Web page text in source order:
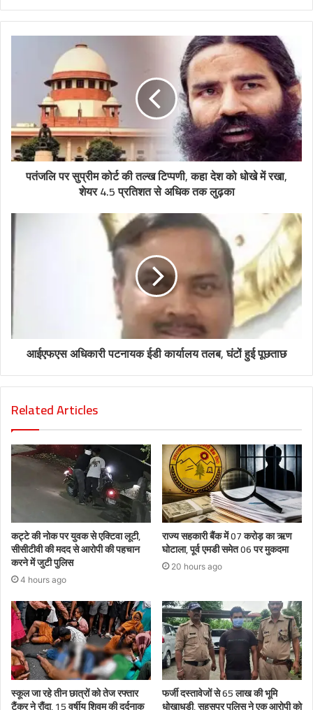
पतंजलि पर सुप्रीम कोर्ट की तल्ख टिप्पणी, कहा देश को धोखे में रखा,
शेयर 4.5 प्रतिशत से अधिक तक लुढ़का
आईएफएस अधिकारी पटनायक ईडी कार्यालय तलब, घंटों हुई पूछताछ
Related Articles
कट्टे की नोक पर युवक से एक्टिवा लूटी,
सीसीटीवी की मदद से आरोपी की पहचान
करने में जुटी पुलिस
4 hours ago
राज्य सहकारी बैंक में 07 करोड़ का ऋण
घोटाला, पूर्व एमडी समेत 06 पर मुकदमा
20 hours ago
स्कूल जा रहे तीन छात्रों को तेज रफ्तार फर्जी दस्तावेजों से 65 लाख की भूमि